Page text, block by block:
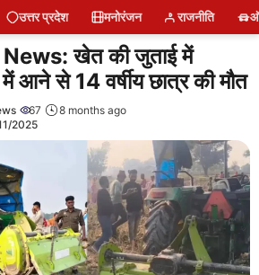
उत्तर प्रदेश मनोरंजन राजनीति
खेत की जुताई में
आने से 14 वर्षीय छात्र की मौत
67
8 months ago
2025